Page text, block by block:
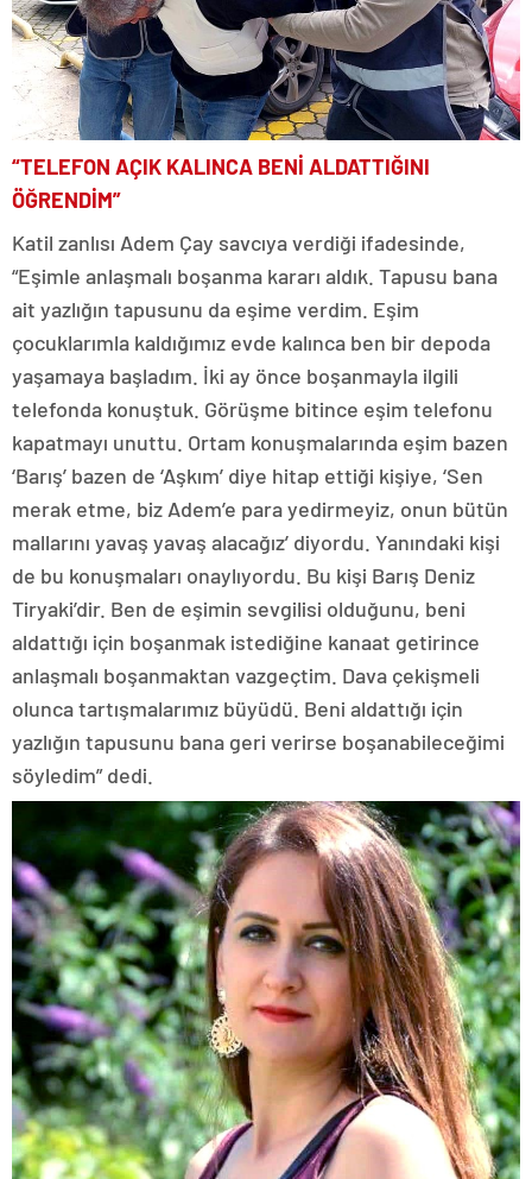
“TELEFON AÇIK KALINCA BENİ ALDATTIĞINI
ÖĞRENDİM”
Katil zanlısı Adem Çay savcıya verdiği ifadesinde,
“Eşimle anlaşmalı boşanma kararı aldık. Tapusu bana
ait yazlığın tapusunu da eşime verdim. Eşim
çocuklarımla kaldığımız evde kalınca ben bir depoda
yaşamaya başladım. İki ay önce boşanmayla ilgili
telefonda konuştuk. Görüşme bitince eşim telefonu
kapatmayı unuttu. Ortam konuşmalarında eşim bazen
‘Barış’ bazen de ‘Aşkım’ diye hitap ettiği kişiye, ‘Sen
merak etme, biz Adem’e para yedirmeyiz, onun bütün
mallarını yavaş yavaş alacağız’ diyordu. Yanındaki kişi
de bu konuşmaları onaylıyordu. Bu kişi Barış Deniz
Tiryaki’dir. Ben de eşimin sevgilisi olduğunu, beni
aldattığı için boşanmak istediğine kanaat getirince
anlaşmalı boşanmaktan vazgeçtim. Dava çekişmeli
olunca tartışmalarımız büyüdü. Beni aldattığı için
yazlığın tapusunu bana geri verirse boşanabileceğimi
söyledim” dedi.